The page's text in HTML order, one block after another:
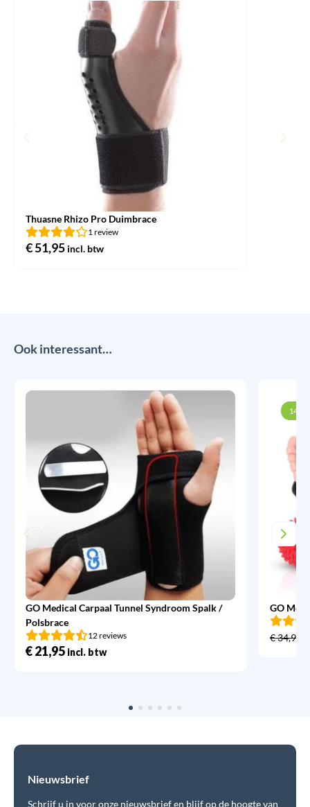
Thuasne Rhizo Pro Duimbrace
1 review
€51,95 incl. btw
Ook interessant…
GO Medical Carpaal Tunnel Syndroom Spalk /
Polsbrace
12 reviews
€21,95 incl. btw
14%
GO
€34,95
Nieuwsbrief
Schrijf u in voor onze nieuwsbrief en blijf op de hoogte van